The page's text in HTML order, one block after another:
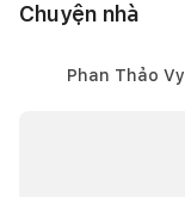
Chuyện nhà
Phan Thảo Vy